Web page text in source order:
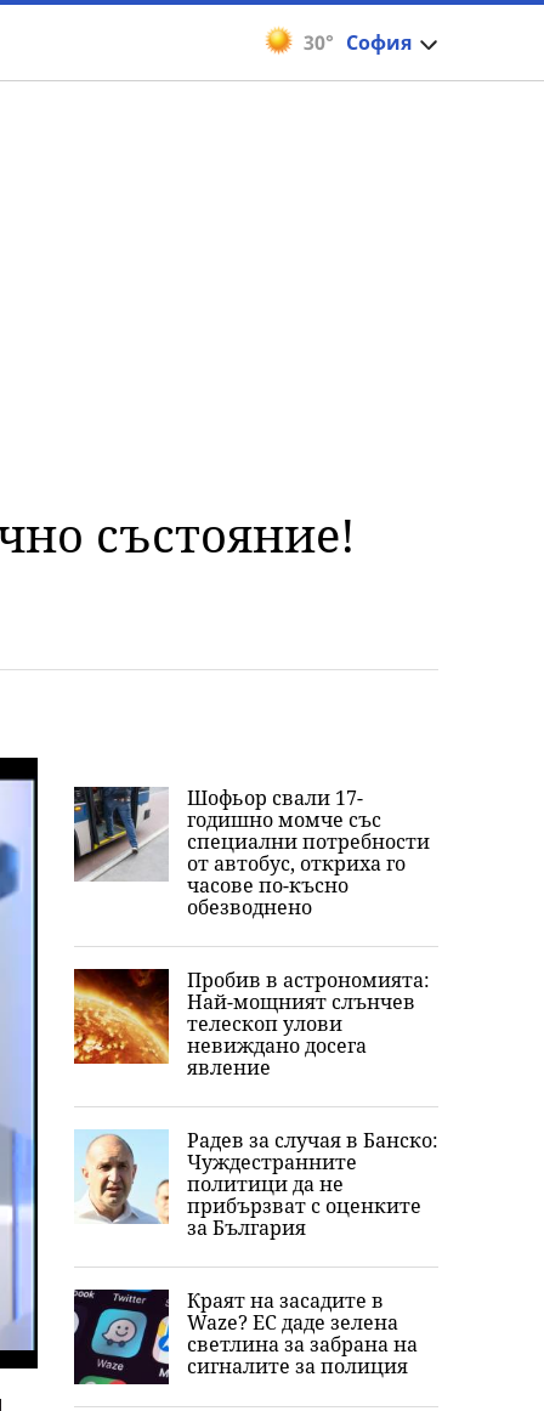
30° София
състояние!
Шофьор свали 17-
годишно момче със
специални потребности
от автобус, откриха го
часове по-късно
обезводнено
Пробив в астрономията:
Най-мощният слънчев
телескоп улови
невиждано досега
явление
Радев за случая в Банско:
Чуждестранните
политици да не
прибързват с оценките
за България
Краят на засадите в
Waze? ЕС даде зелена
светлина за забрана на
сигналите за полиция